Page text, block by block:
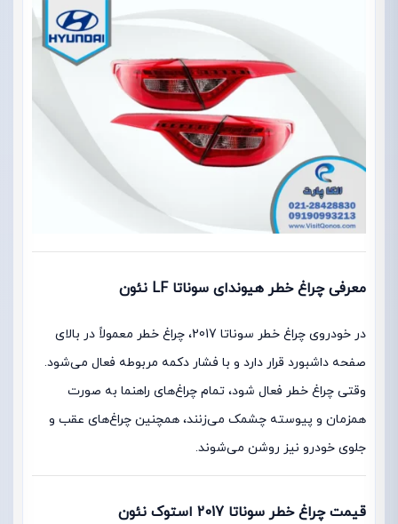
معرفی چراغ خطر هیوندای سوناتا LF نئون
در خودروی چراغ خطر سوناتا 2017، چراغ خطر معمولاً در بالای
صفحه داشبورد قرار دارد و با فشار دکمه مربوطه فعال می‌شود.
وقتی چراغ خطر فعال شود، تمام چراغ‌های راهنما به صورت
همزمان و پیوسته چشمک می‌زنند، همچنین چراغ‌های عقب و
جلوی خودرو نیز روشن می‌شوند.
قیمت چراغ خطر سوناتا 2017 استوک نئون